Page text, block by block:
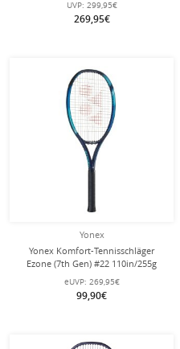
UVP: 299,95€
269,95€
Yonex
Yonex Komfort-Tennisschläger
Ezone (7th Gen) #22 110in/255g
himmelblau - besaitet -
eUVP: 269,95€
99,90€